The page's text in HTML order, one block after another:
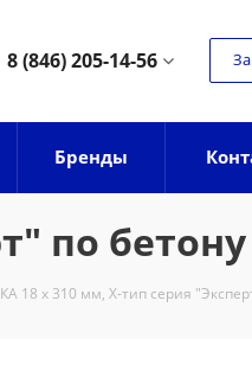
8 (846) 205-14-56
Бренды
по бетону
18 х 310 мм, Х-тип серия